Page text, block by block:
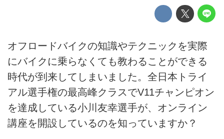
オフロードバイクの知識やテクニックを実際
にバイクに乗らなくても教わることができる
時代が到来してしまいました。全日本トライ
アル選手権の最高峰クラスでV11チャンピオン
を達成している小川友幸選手が、オンライン
講座を開設しているのを知っていますか？